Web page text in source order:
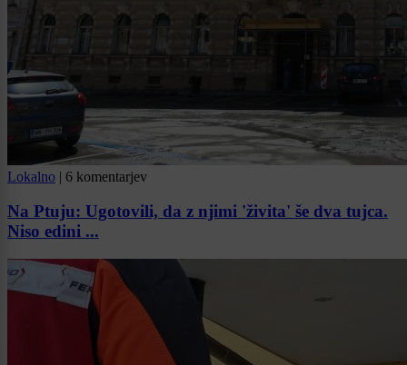
Lokalno | 6 komentarjev
Na Ptuju: Ugotovili, da z njimi 'živita' še dva tujca.
Niso edini ...